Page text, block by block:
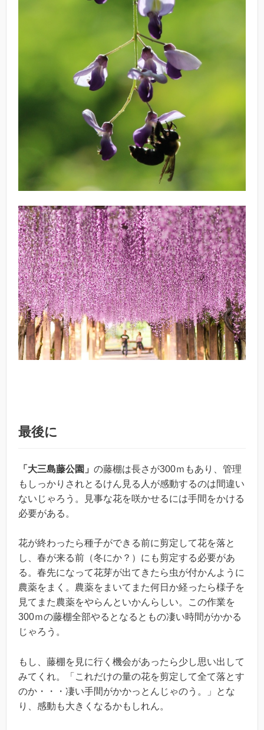
最後に
「大三島藤公園」 の藤棚は長さが300ｍもあり、管理
もしっかりされとるけん見る人が感動するのは間違い
ないじゃろう。見事な花を咲かせるには手間をかける
必要がある。
花が終わったら種子ができる前に剪定して花を落と
し、春が来る前（冬にか？）にも剪定する必要があ
る。春先になって花芽が出てきたら虫が付かんように
農薬をまく。農薬をまいてまた何日か経ったら様子を
見てまた農薬をやらんといかんらしい。この作業を
300ｍの藤棚全部やるとなるともの凄い時間がかかる
じゃろう。
もし、藤棚を見に行く機会があったら少し思い出して
みてくれ。「これだけの量の花を剪定して全て落とす
のか・・・凄い手間がかかっとんじゃのう。」とな
り、感動も大きくなるかもしれん。